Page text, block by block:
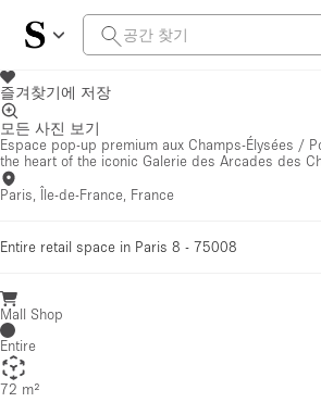
즐겨찾기에 저장
모든 사진 보기
Espace pop-up premium aux Champs-Élysées /
the heart of the iconic Galerie des Arcades des
Paris, Île-de-France, France
Entire retail space in Paris 8 - 75008
Mall Shop
Entire
72 m²